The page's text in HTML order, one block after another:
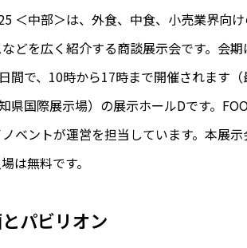
＜中部＞は、外食、中食、小売業界向
どを広く紹介する商談展示会です。会
間で、10時から17時まで開催されます
県国際展示場）の展示ホールDです。
ベントが運営を担当しています。本展
は無料です。
パビリオン